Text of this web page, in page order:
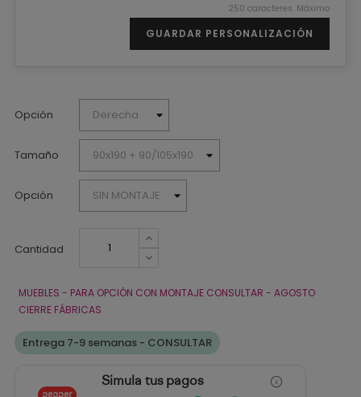
250 caracteres. Máximo
GUARDAR PERSONALIZACIÓN
Opción
Tamaño
Opción
Cantidad
MUEBLES - PARA OPCIÓN CON MONTAJE CONSULTAR - AGOSTO
CIERRE FÁBRICAS
Entrega 7-9 semanas - CONSULTAR
Simula tus pagos